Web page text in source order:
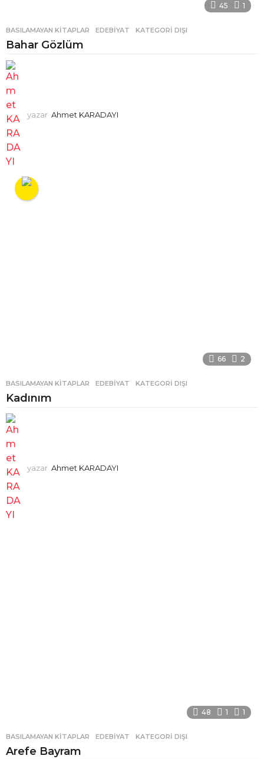
45 1
BASILAMAYAN KITAPLAR ,EDEBIYAT ,KATEGORI DIŞI
Bahar Gözlüm
yazar Ahmet KARADAYI
66 2
BASILAMAYAN KITAPLAR ,EDEBIYAT ,KATEGORI DIŞI
Kadınım
yazar Ahmet KARADAYI
48 1 1
BASILAMAYAN KITAPLAR ,EDEBIYAT ,KATEGORI DIŞI
Arefe Bayram